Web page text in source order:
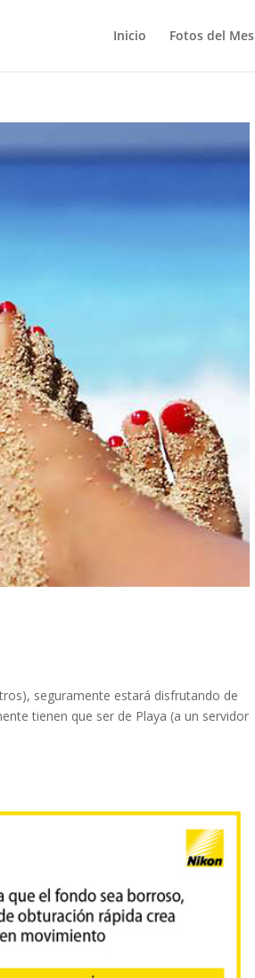
Inicio Fotos del Mes
seguramente estará disfrutando de
tienen que ser de Playa (a un servidor